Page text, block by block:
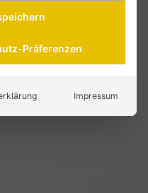
Präferenzen
Impressum